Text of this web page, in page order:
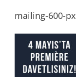
mailing-600-px